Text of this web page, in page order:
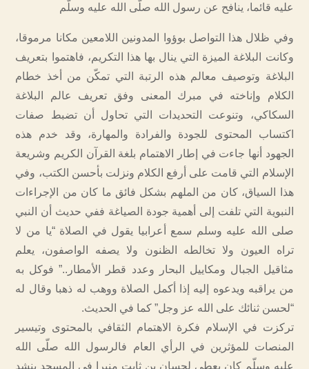
عليه قائما، ينافح عن رسول الله صلّى الله عليه وسلّم
وفي ظلال هذا التواصل بوؤوا المدونين اللامعين مكانا مرموقا،
وكانت البلاغة الميزة التي ينال بها هذا التكريم، فاهتموا بتعريف
البلاغة وتوصيف معالم هذه الرتبة التي تمكّن من أخذ خطام
الكلام وإناخته في مبرك المعنى وفق تعريف عالم البلاغة
السكاكي، وتنوعت التحديدات التي تحاول أن تضبط صفات
اكتساب المحتوى للجودة والفرادة والمهارة، وقد خدم هذه
الجهود أنها جاءت في إطار الاهتمام بلغة القرآن الكريم وشريعة
الإسلام التي قامت على أرفع الكلام ونزلت بأحسن الكتب، وفي
هذا السياق، كان من الملهم بشكل فائق ما كان من الإجراءات
النبوية التي تلفت إلى أهمية جودة الصياغة ففي حديث أن النبي
صلى الله عليه وسلم سمع أعرابيا يقول في الصلاة “يا من لا
تراه العيون ولا تخالطه الظنون ولا يصفه الواصفون، يعلم
مثاقيل الجبال ومكاييل البحار وعدد قطر الأمطار..” فوكل به
من يراقبه ويدعوه إليه إذا أكمل الصلاة ووهب له ذهبا وقال له
“لحسن ثنائك على الله عز وجل” كما في الحديث.
تركزت في الإسلام فكرة الاهتمام الثقافي بالمحتوى وتيسير
المنصات للمؤثرين في الرأي العام فالرسول الله صلّى الله
عليه وسلّم كان يعطي لحسان بن ثابت منبرا في المسجد ينشد